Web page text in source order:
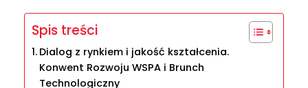
Spis treści
Dialog z rynkiem i jakość kształcenia.
Konwent Rozwoju WSPA i Brunch
Technologiczny